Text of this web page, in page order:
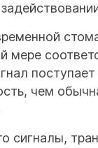
мере
чем
сигналы,